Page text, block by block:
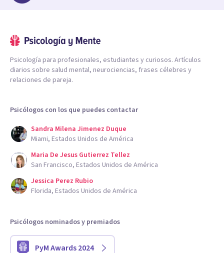
Psicología para profesionales, estudiantes y curiosos. Artículos
diarios sobre salud mental, neurociencias, frases célebres y
relaciones de pareja.
Psicólogos con los que puedes contactar
Sandra Milena Jimenez Duque
Miami, Estados Unidos de América
Maria De Jesus Gutierrez Tellez
San Francisco, Estados Unidos de América
Jessica Perez Rubio
Florida, Estados Unidos de América
Psicólogos nominados y premiados
PyM Awards 2024